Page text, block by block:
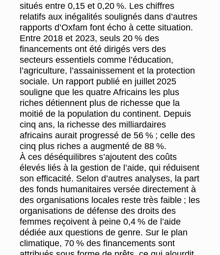
situés entre 0,15 et 0,20 %. Les chiffres
relatifs aux inégalités soulignés dans d’autres
rapports d’Oxfam font écho à cette situation.
Entre 2018 et 2023, seuls 20 % des
financements ont été dirigés vers des
secteurs essentiels comme l’éducation,
l’agriculture, l’assainissement et la protection
sociale. Un rapport publié en juillet 2025
souligne que les quatre Africains les plus
riches détiennent plus de richesse que la
moitié de la population du continent. Depuis
cinq ans, la richesse des milliardaires
africains aurait progressé de 56 % ; celle des
cinq plus riches a augmenté de 88 %.
À ces déséquilibres s’ajoutent des coûts
élevés liés à la gestion de l’aide, qui réduisent
son efficacité. Selon d’autres analyses, la part
des fonds humanitaires versée directement à
des organisations locales reste très faible ; les
organisations de défense des droits des
femmes reçoivent à peine 0,4 % de l’aide
dédiée aux questions de genre. Sur le plan
climatique, 70 % des financements sont